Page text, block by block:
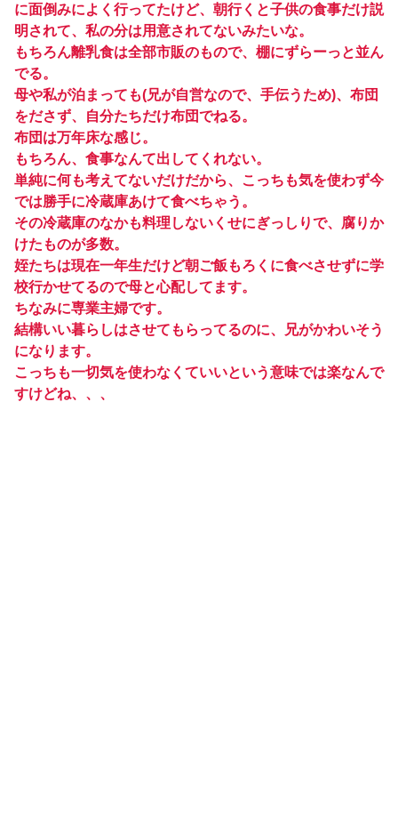
に面倒みによく行ってたけど、朝行くと子供の食事だけ説
明されて、私の分は用意されてないみたいな。
もちろん離乳食は全部市販のもので、棚にずらーっと並ん
でる。
母や私が泊まっても(兄が自営なので、手伝うため)、布団
をださず、自分たちだけ布団でねる。
布団は万年床な感じ。
もちろん、食事なんて出してくれない。
単純に何も考えてないだけだから、こっちも気を使わず今
では勝手に冷蔵庫あけて食べちゃう。
その冷蔵庫のなかも料理しないくせにぎっしりで、腐りか
けたものが多数。
姪たちは現在一年生だけど朝ご飯もろくに食べさせずに学
校行かせてるので母と心配してます。
ちなみに専業主婦です。
結構いい暮らしはさせてもらってるのに、兄がかわいそう
になります。
こっちも一切気を使わなくていいという意味では楽なんで
すけどね、、、